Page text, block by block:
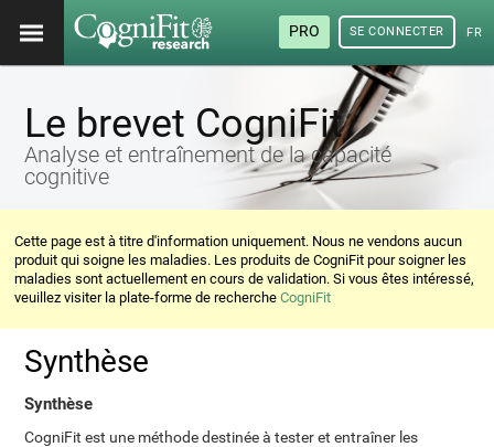
PRO SE CONNECTER
Le brevet CogniFit
Analyse et entraînement de la capacité
cognitive
Cette page est à titre d'information uniquement. Nous ne vendons aucun
produit qui soigne les maladies. Les produits de CogniFit pour soigner les
maladies sont actuellement en cours de validation. Si vous êtes intéressé,
veuillez visiter la plate-forme de rechercheCogniFit
Synthèse
Synthèse
CogniFit est une méthode destinée à tester et entraîner les